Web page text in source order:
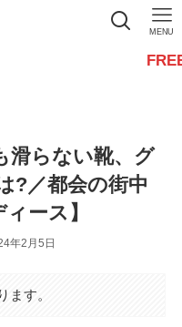
MENU
FREE FOWLS
滑らない靴、グ
?／都会の街中
ース】
年2月5日
ます。